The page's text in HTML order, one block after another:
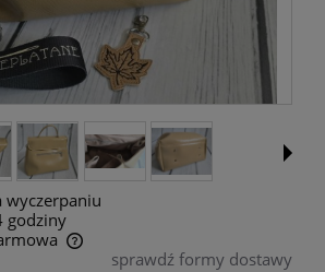
wyczerpaniu
godziny
ewentualnych kosztów płatności
sprawdź formy dostawy